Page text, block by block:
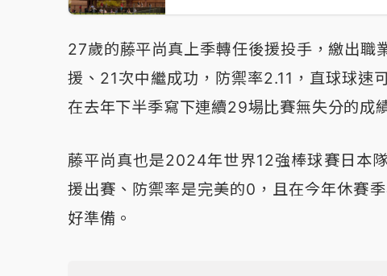
27歲的藤平尚真上季轉任後援投手，繳出
援、21次中繼成功，防禦率2.11，直球球速
在去年下半季寫下連續29場比賽無失分的成
藤平尚真也是2024年世界12強棒球賽日本
援出賽、防禦率是完美的0，且在今年休賽
好準備。